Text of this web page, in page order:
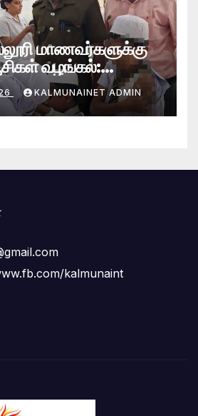
மாணவர்களுக்கு
வழங்கல்:
சுகாதார வைத்திய
நடவடிக்கை!
KALMUNAINET ADMIN
kalmunaint